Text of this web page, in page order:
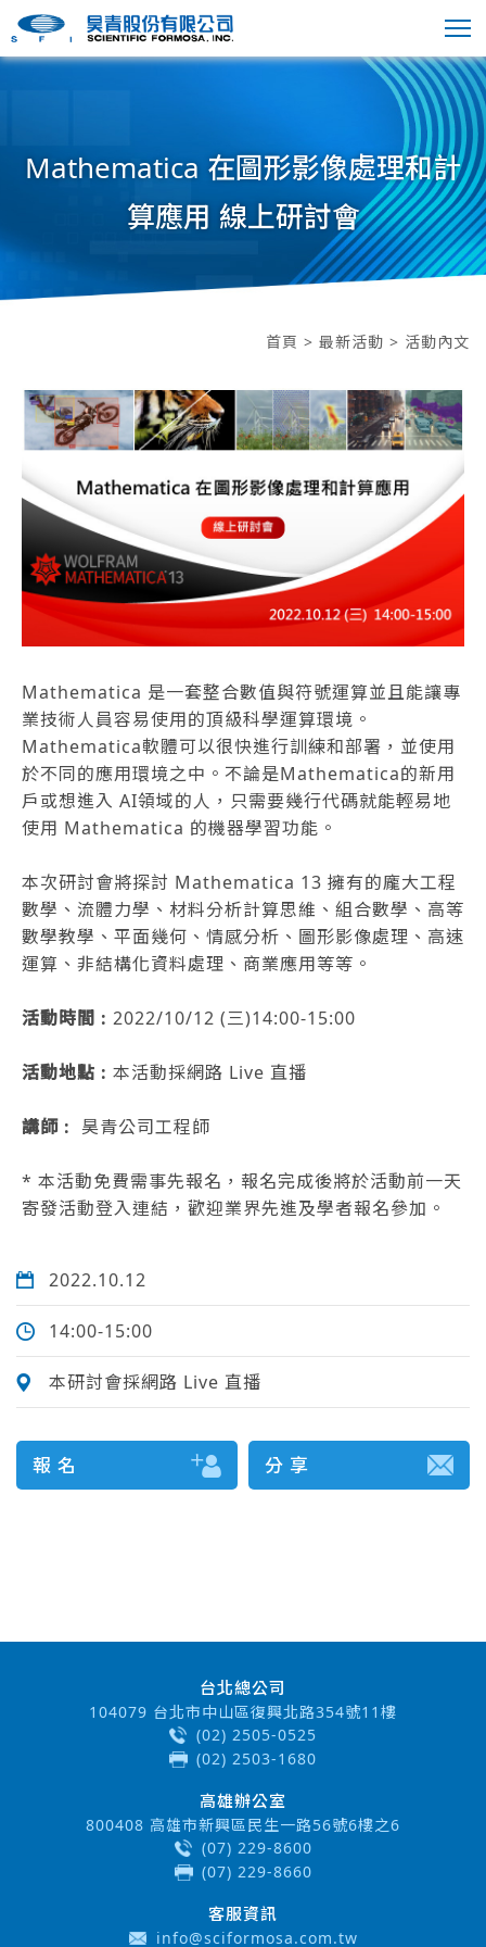
Mathematica 在圖形影像處理和計
算應用 線上研討會
首頁 > 最新活動 > 活動內文
Mathematica 是一套整合數值與符號運算並且能讓專
業技術人員容易使用的頂級科學運算環境。
Mathematica軟體可以很快進行訓練和部署，並使用
於不同的應用環境之中。不論是Mathematica的新用
戶或想進入 AI領域的人，只需要幾行代碼就能輕易地
使用 Mathematica 的機器學習功能。
本次研討會將探討 Mathematica 13 擁有的龐大工程
數學、流體力學、材料分析計算思維、組合數學、高等
數學教學、平面幾何、情感分析、圖形影像處理、高速
運算、非結構化資料處理、商業應用等等。
活動時間 : 2022/10/12 (三)14:00-15:00
活動地點 : 本活動採網路 Live 直播
講師 : 昊青公司工程師
* 本活動免費需事先報名，報名完成後將於活動前一天
寄發活動登入連結，歡迎業界先進及學者報名參加。
2022.10.12
14:00-15:00
本研討會採網路 Live 直播
報 名 分 享
台北總公司
104079 台北市中山區復興北路354號11樓
(02) 2505-0525
(02) 2503-1680
高雄辦公室
800408 高雄市新興區民生一路56號6樓之6
(07) 229-8600
(07) 229-8660
客服資訊
info@sciformosa.com.tw